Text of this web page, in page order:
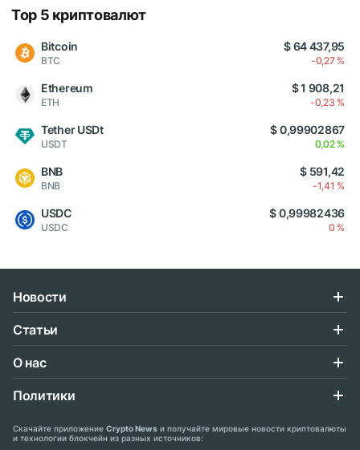
Top 5 криптовалют
Bitcoin
BTC
$ 64 437,95
-0,27 %
Ethereum
ETH
$ 1 908,21
-0,23 %
Tether USDt
USDT
$ 0,99902867
0,02 %
BNB
BNB
$ 591,42
-1,41 %
USDC
USDC
$ 0,99982436
0 %
Новости
Статьи
О нас
Политики
Скачайте приложение Crypto News и получайте мировые новости криптовалюты
и технологии блокчейн из разных источников: